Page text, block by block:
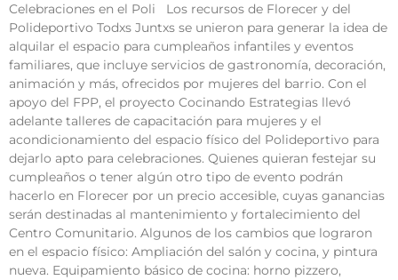
Celebraciones en el Poli Los recursos de Florecer y del
Polideportivo Todxs Juntxs se unieron para generar la idea de
alquilar el espacio para cumpleaños infantiles y eventos
familiares, que incluye servicios de gastronomía, decoración,
animación y más, ofrecidos por mujeres del barrio. Con el
apoyo del FPP, el proyecto Cocinando Estrategias llevó
adelante talleres de capacitación para mujeres y el
acondicionamiento del espacio físico del Polideportivo para
dejarlo apto para celebraciones. Quienes quieran festejar su
cumpleaños o tener algún otro tipo de evento podrán
hacerlo en Florecer por un precio accesible, cuyas ganancias
serán destinadas al mantenimiento y fortalecimiento del
Centro Comunitario. Algunos de los cambios que lograron
en el espacio físico: Ampliación del salón y cocina, y pintura
nueva. Equipamiento básico de cocina: horno pizzero,